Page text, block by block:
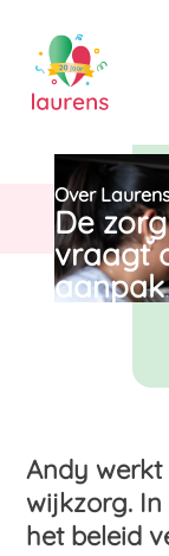
Over
De
vraagt
aanpak
Andy werkt
wijkzorg.
het beleid